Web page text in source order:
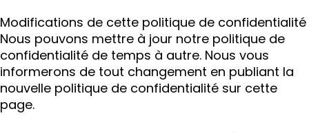
Modifications de cette politique de confidentialité
Nous pouvons mettre à jour notre politique de
confidentialité de temps à autre. Nous vous
informerons de tout changement en publiant la
nouvelle politique de confidentialité sur cette
page.